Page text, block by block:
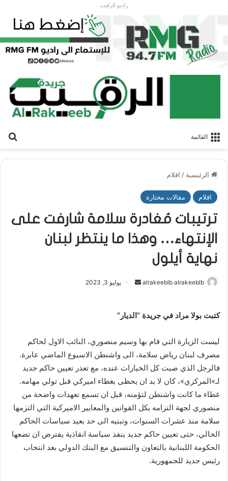
راديو الرقيب
القائمة
الرئيسية / اقلام
اقلام مقالات مختارة
ترتيبات مُغادرة سلامة شارفت على
الإنتهاء… وهذا ما ينتظر لبنان
نهاية أيلول
alrakeeblb alrakeeblb
ل
ر
د
ا
ل
يوليو 3, 2023
كتبت بولا مراد في جريدة “الديار”
ليست الزيارة التي قام بها وسيم منصوري، النائب الاول لحاكم
مصرف لبنان رياض سلامة، الى واشنطن الاسبوع الماضي عابرة.
فالرجل الذي صبت كل الخيارات عنده، مع تعذر تعيين حاكم جديد
لـ»المركزي»، كان لا بد ان يحظى بغطاء اميركي قبل تولي مهامه.
غطاء ما كانت واشنطن لتؤمنه، قبل ان تسمع تعهدات واضحة من
منصوري لجهة التزامه بكل القوانين والمعايير الاميركية التي التزمها
سلامة منذ عشرات السنوات، وتبنيه الى حد بعيد سياسات الحاكم
الحالي، حتى تعيين حاكم جديد ينفذ سياسة انقاذية يفترض ان تضعها
الحكومة اللبنانية بالتعاون والتنسيق مع البنك الدولي بعد انتخاب
رئيس جديد للجمهورية.